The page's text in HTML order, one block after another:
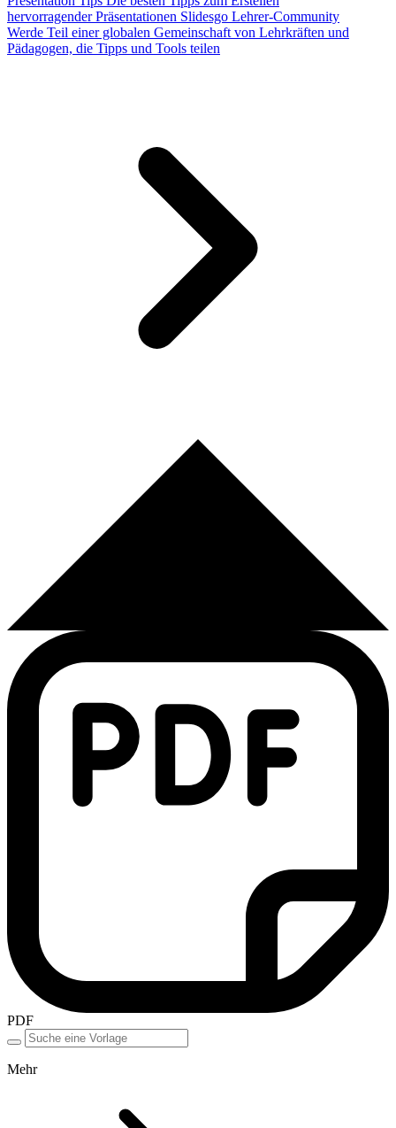
hervorragender Präsentationen Slidesgo Lehrer-Community
Werde Teil einer globalen Gemeinschaft von Lehrkräften und
Pädagogen, die Tipps und Tools teilen
PDF
Mehr